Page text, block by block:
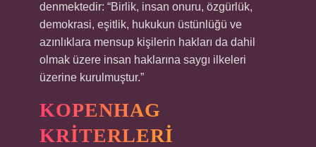
denmektedir: “Birlik, insan onuru, özgürlük,
demokrasi, eşitlik, hukukun üstünlüğü ve
azınlıklara mensup kişilerin hakları da dahil
olmak üzere insan haklarına saygı ilkeleri
üzerine kurulmuştur.”
KOPENHAG
KRITERLERI